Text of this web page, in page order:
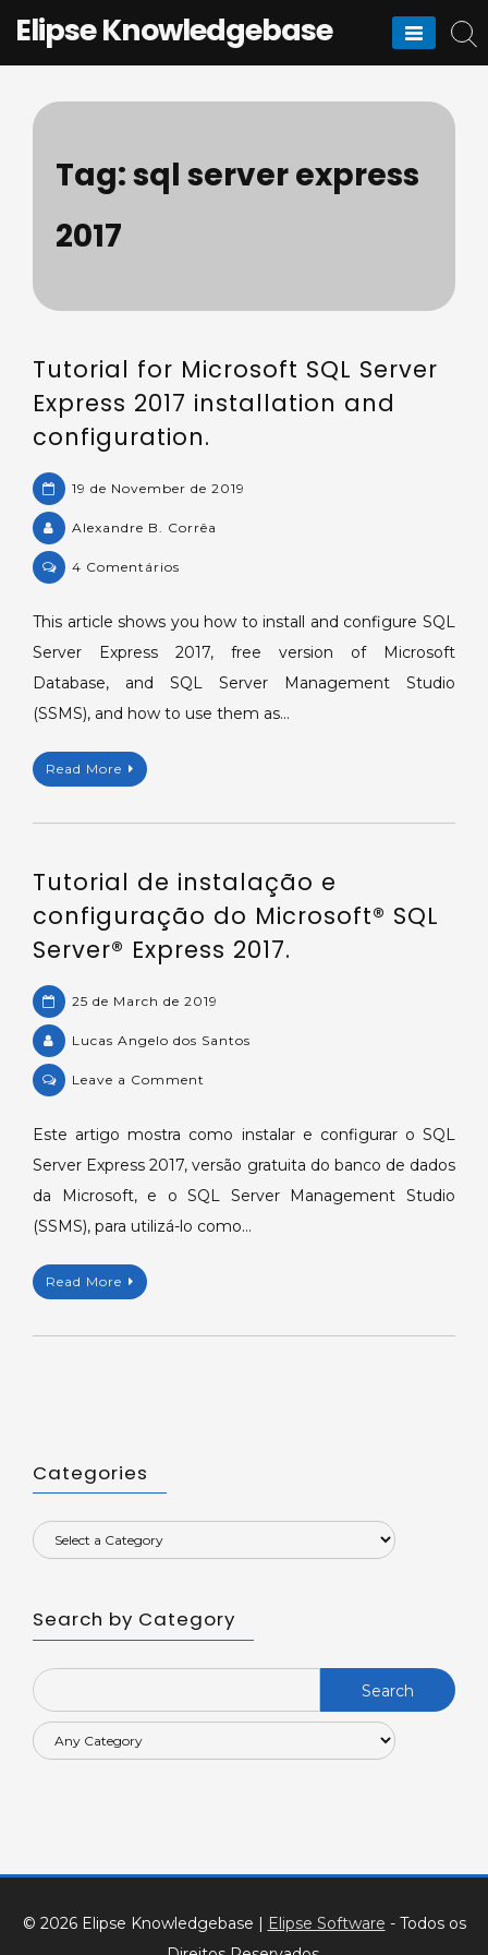
Elipse Knowledgebase
Tag:sql server express
2017
Tutorial for Microsoft SQL Server
Express 2017 installation and
configuration.
19 de November de 2019
Alexandre B. Corrêa
4 Comentários
for
Server
Express
configuration.
This article shows you how to install and configure SQL
Server Express 2017, free version of Microsoft
Database, and SQL Server Management Studio
(SSMS), and how to use them as…
Read More
Tutorial de instalação e
configuração do Microsoft® SQL
Server® Express 2017.
25 de March de 2019
Lucas Angelo dos Santos
Leave a Comment
de
configuração
do
Express
Este artigo mostra como instalar e configurar o SQL
Server Express 2017, versão gratuita do banco de dados
da Microsoft, e o SQL Server Management Studio
(SSMS), para utilizá-lo como…
Read More
Categories
Search by Category
Search
for:
© 2026 Elipse Knowledgebase | Elipse Software - Todos os